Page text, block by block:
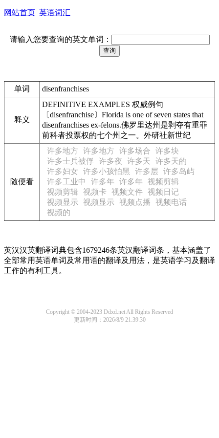
网站首页 英语词汇
请输入您要查询的英文单词：
单词 disenfranchises
释义
DEFINITIVE EXAMPLES 权威例句
〔disenfranchise〕Florida is one of seven states that
disenfranchises ex-felons.佛罗里达州是剥夺有重罪
前科者投票权的七个州之一。外研社新世纪
随便看
许多地方 许多地方 许多场合
许多块
许多士兵被俘 许多夜 许多天
许多天的
许多妇女 许多小孩怕黑 许多层
许多岛屿
许多工业中
许多年 许多年
视频剪辑
视频剪辑
视频卡 视频文件 视频日记
视频显示 视频显示 视频点播
视频电话
视频的
英汉汉英翻译词典包含1679246条英汉翻译词条，基本涵盖了
全部常用英语单词及常用语的翻译及用法，是英语学习及翻译
工作的有利工具。
Copyright © 2004-2023 Ddxd.net All Rights Reserved
更新时间：2026/8/9 21:39:30